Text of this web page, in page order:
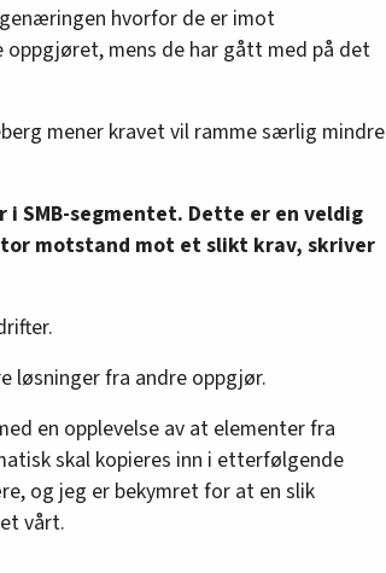
hvorfor de er imot
mens de har gått med på det
mener kravet vil ramme særlig mindre
i SMB-segmentet. Dette er en veldig
motstand mot et slikt krav, skriver
løsninger fra andre oppgjør.
en opplevelse av at elementer fra
skal kopieres inn i etterfølgende
og jeg er bekymret for at en slik
vårt.